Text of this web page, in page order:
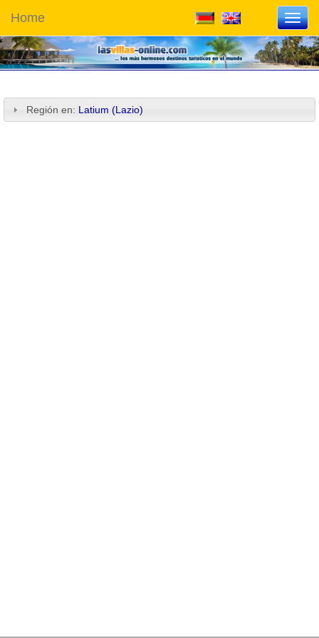
Home
Región en: Latium (Lazio)